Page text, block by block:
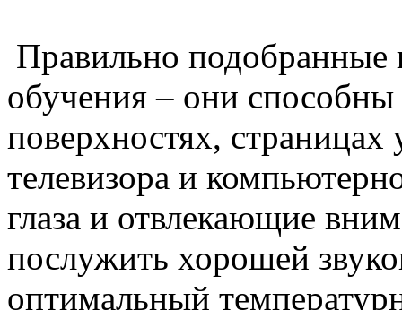
Правильно
обучения – они способны
поверхностях,
телевизора и
глаза и отвлекающие
послужить хорошей
оптимальный